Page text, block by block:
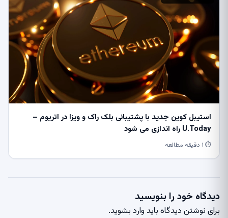
استیبل کوین جدید با پشتیبانی بلک راک و ویزا در اتریوم –
U.Today راه اندازی می شود
⏱ ۱ دقیقه مطالعه
دیدگاه خود را بنویسید
برای نوشتن دیدگاه باید وارد بشوید.